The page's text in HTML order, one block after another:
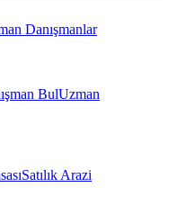
Danışmanlar
BulUzman
Satılık Arazi